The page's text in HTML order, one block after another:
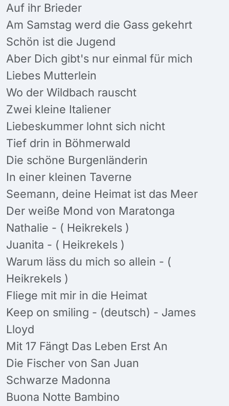
Auf ihr Brieder
Am Samstag werd die Gass gekehrt
Schön ist die Jugend
Aber Dich gibt's nur einmal für mich
Liebes Mutterlein
Wo der Wildbach rauscht
Zwei kleine Italiener
Liebeskummer lohnt sich nicht
Tief drin in Böhmerwald
Die schöne Burgenländerin
In einer kleinen Taverne
Seemann, deine Heimat ist das Meer
Der weiße Mond von Maratonga
Nathalie - ( Heikrekels )
Juanita - ( Heikrekels )
Warum läss du mich so allein - (
Heikrekels )
Fliege mit mir in die Heimat
Keep on smiling - (deutsch) - James
Lloyd
Mit 17 Fängt Das Leben Erst An
Die Fischer von San Juan
Schwarze Madonna
Buona Notte Bambino